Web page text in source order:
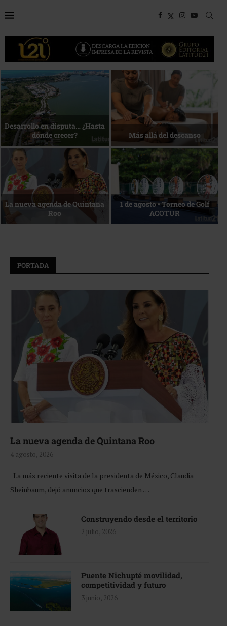
Bottega, un viaje servido a la
mesa
Energía que Impulsa la
competitividad
Reconocimiento de viajeros La esencia del servicio
PORTADA
La nueva agenda de Quintana Roo
4 agosto, 2026
La más reciente visita de la presidenta de México, Claudia
Sheinbaum, dejó anuncios que trascienden …
Construyendo desde el territorio
2 julio, 2026
Puente Nichupté movilidad,
competitividad y futuro
3 junio, 2026